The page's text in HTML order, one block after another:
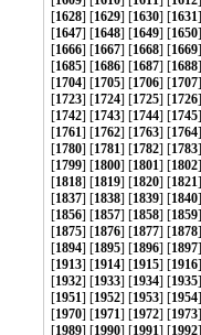
[1628] [1629] [1630] [1631
[1647] [1648] [1649] [1650
[1666] [1667] [1668] [1669
[1685] [1686] [1687] [1688
[1704] [1705] [1706] [1707
[1723] [1724] [1725] [1726
[1742] [1743] [1744] [1745
[1761] [1762] [1763] [1764
[1780] [1781] [1782] [1783
[1799] [1800] [1801] [1802
[1818] [1819] [1820] [1821
[1837] [1838] [1839] [1840
[1856] [1857] [1858] [1859
[1875] [1876] [1877] [1878
[1894] [1895] [1896] [1897
[1913] [1914] [1915] [1916
[1932] [1933] [1934] [1935
[1951] [1952] [1953] [1954
[1970] [1971] [1972] [1973
[1989] [1990] [1991] [1992